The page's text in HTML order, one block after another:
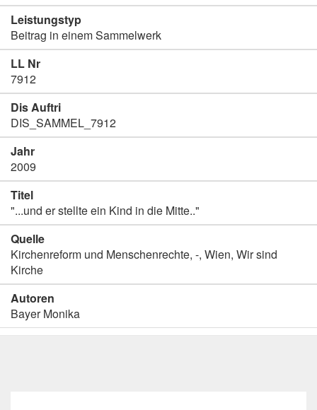
Leistungstyp
Beitrag in einem Sammelwerk
LL Nr
7912
Dis Auftri
DIS_SAMMEL_7912
Jahr
2009
Titel
"...und er stellte ein Kind in die Mitte.."
Quelle
Kirchenreform und Menschenrechte, -, Wien, Wir sind
Kirche
Autoren
Bayer Monika